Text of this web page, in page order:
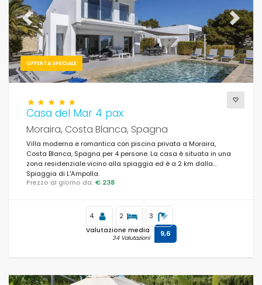
OFFERTA SPECIALE
Previous Next
Casa del Mar 4 pax
Moraira, Costa Blanca, Spagna
Villa moderna e romantica con piscina privata a Moraira,
Costa Blanca, Spagna per 4 persone. La casa è situata in una
zona residenziale vicino alla spiaggia ed è a 2 km dalla
Spiaggia di L'Ampolla.
Prezzo al giorno da: € 238
4 2 3
Valutazione media
34 Valutazioni 9,6